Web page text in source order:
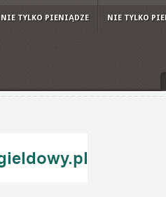
NIE TYLKO PIENIĄDZE NIE TYLKO